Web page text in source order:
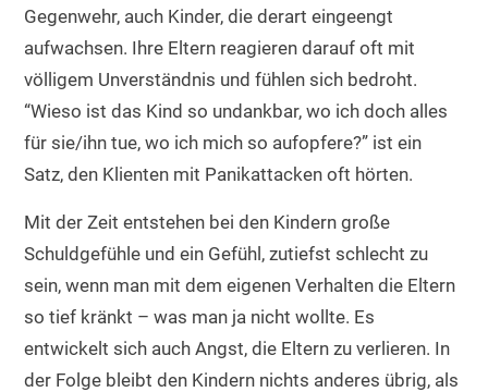
Gegenwehr, auch Kinder, die derart eingeengt
aufwachsen. Ihre Eltern reagieren darauf oft mit
völligem Unverständnis und fühlen sich bedroht.
“Wieso ist das Kind so undankbar, wo ich doch alles
für sie/ihn tue, wo ich mich so aufopfere?” ist ein
Satz, den Klienten mit Panikattacken oft hörten.
Mit der Zeit entstehen bei den Kindern große
Schuldgefühle und ein Gefühl, zutiefst schlecht zu
sein, wenn man mit dem eigenen Verhalten die Eltern
so tief kränkt – was man ja nicht wollte. Es
entwickelt sich auch Angst, die Eltern zu verlieren. In
der Folge bleibt den Kindern nichts anderes übrig, als